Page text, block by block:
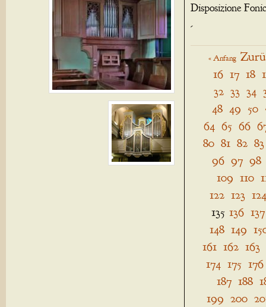
Disposizione
-
« Anfang
16 17 18
32 33 34
48 49 50
64 65 66
80 81 82 83
96 97 98
109 110
122 123 124
135 136 137
148 149
161 162 163
174 175 176
187 188
199 200